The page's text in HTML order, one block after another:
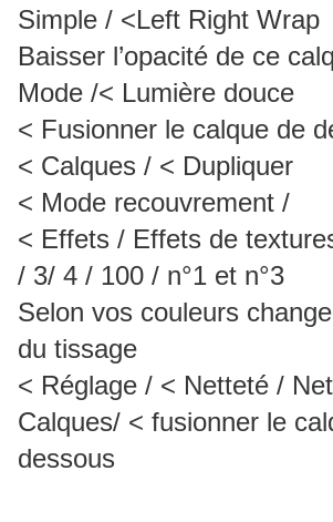
Simple / <Left Right Wrap
Baisser l’opacité de ce
Mode /< Lumière douce
< Fusionner le calque de
< Calques / < Dupliquer
< Mode recouvrement /
< Effets / Effets de
/ 3/ 4 / 100 / n°1 et n°3
Selon vos couleurs
du tissage
< Réglage / < Netteté /
Calques/ < fusionner le
dessous